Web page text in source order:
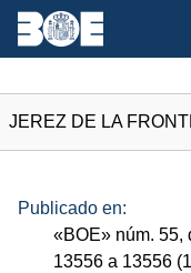
JEREZ DE LA
Publicado en:
«BOE» núm. 55,
13556 a 13556 (1